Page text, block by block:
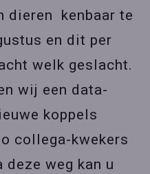
dieren kenbaar te
en dit per
welk geslacht.
wij een data-
koppels
collega-kwekers
weg kan u